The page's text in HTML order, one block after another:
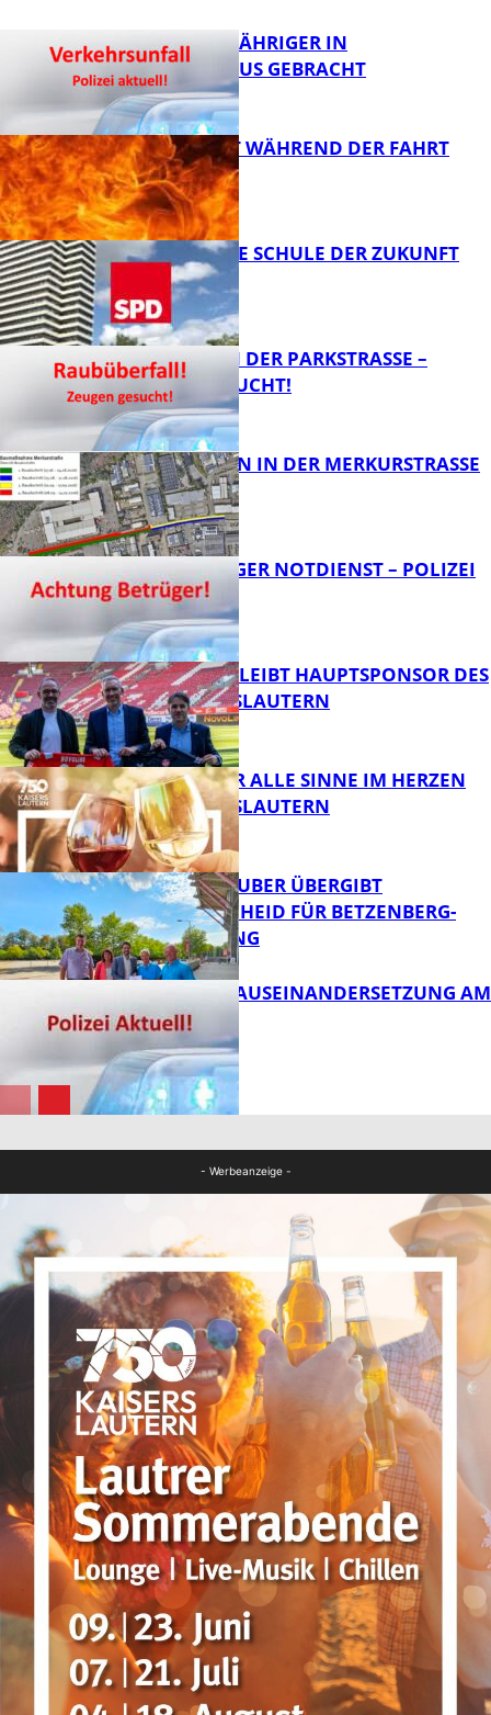
FB News
UNFALL: 58-JÄHRIGER IN
KRANKENHAUS GEBRACHT
FB News
AUTO FÄNGT WÄHREND DER FAHRT
FEUER
WIE SIEHT DIE SCHULE DER ZUKUNFT
AUS?
FB News
ÜBERFALL IN DER PARKSTRASSE – Z
EUGEN GESUCHT!
BAUARBEITEN IN DER MERKURSTRASSE
FB News
FRAGWÜRDIGER NOTDIENST – POLIZEI
WARNT
FB News
NOVOLINE BLEIBT HAUPTSPONSOR DES
1. FC KAISERSLAUTERN
FB Kultur
GENÜSSE FÜR ALLE SINNE IM HERZEN
VON KAISERSLAUTERN
MINISTER TEUBER ÜBERGIBT
FÖRDERBESCHEID FÜR BETZENBERG-
ENTWICKLUNG
HANDFESTE AUSEINANDERSETZUNG AM
PFAFFPLATZ
- Werbeanzeige -